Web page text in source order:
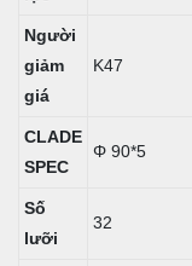
Người
giảm
giá
K47
CLADE
SPEC
Φ 90*5
Số
lưỡi
32